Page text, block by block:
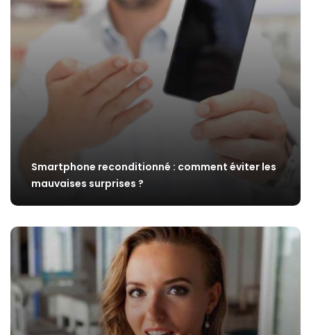
Smartphone reconditionné : comment éviter les
mauvaises surprises ?